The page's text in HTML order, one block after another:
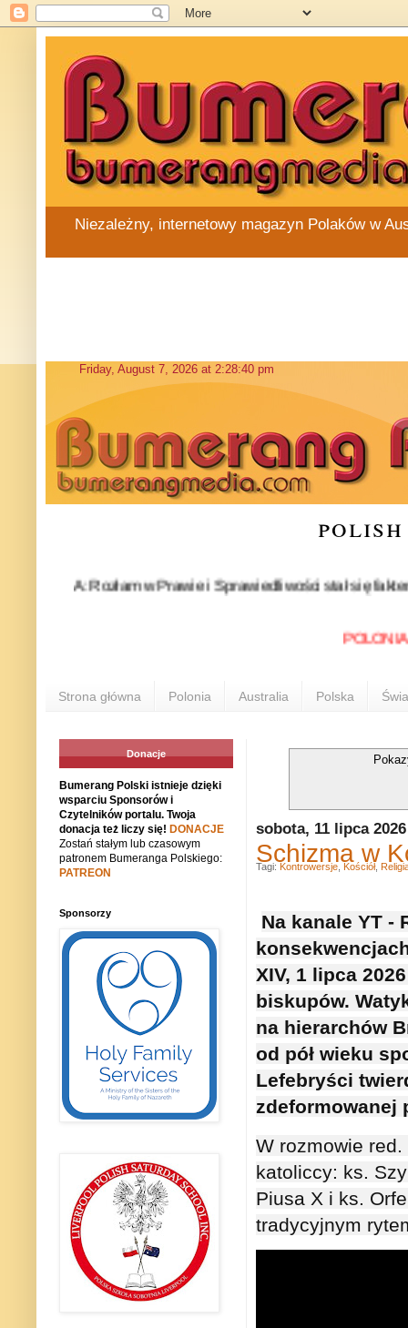
Niezależny, internetowy magazyn Polaków w
Rozłam w Prawie i Sprawiedliwości stał się faktem.
POLONIA
Strona główna Polonia Australia Polska
sobota, 11 lipca 2026
Schizma w
Na kanale YT -
XIV, 1 lipca
biskupów.
na hierarchów
od pół wieku
Lefebryści
zdeformowanej
W rozmowie
katoliccy: ks.
Piusa X i ks.
tradycyjnym
Tagi: Kontrowersje Kościół,
Donacje
Bumerang Polski istnieje dzięki
wsparciu Sponsorów i
Czytelników portalu. Twoja
donacja też liczy się! DONACJE
Zostań stałym lub czasowym
patronem Bumeranga Polskiego:
PATREON
Sponsorzy